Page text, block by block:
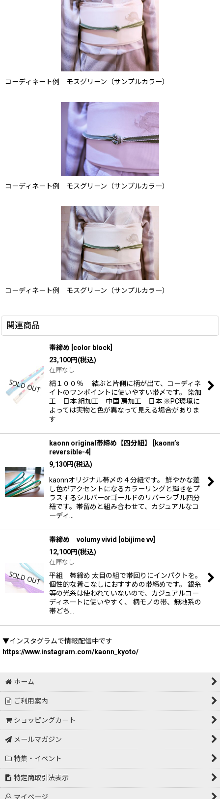
コーディネート例 モスグリーン（サンプルカラー）
コーディネート例 モスグリーン（サンプルカラー）
コーディネート例 モスグリーン（サンプルカラー）
関連商品
帯締め color block
23,100円(税込)
在庫なし
絹１００％ 結ぶと片側に柄が出て、コーディネ
イトのワンポイントに使いやすい帯〆です。 染加
工 日本 組加工 中国 房加工 日本 ※PC環境に
よっては実物と色が異なって見える場合がありま
す
kaonn original帯締め【四分紐】
kaonn’s
reversible-4]
9,130円(税込)
kaonnオリジナル帯〆の４分紐です。 鮮やかな差
し色がアクセントになるカラーリングと輝きをプ
ラスするシルバーorゴールドのリバーシブル四分
紐です。帯留めと組み合わせて、カジュアルなコ
ーディ…
帯締め volumy vivid obijime vv
12,100円(税込)
在庫なし
平組 帯締め 太目の組で帯回りにインパクトを。
個性的な着こなしにおすすめの帯締めです。 銀糸
等の光糸は使われていないので、カジュアルコー
ディネートに使いやすく、 柄モノの帯、無地系の
帯どち…
▼インスタグラムで情報配信中です
https://www.instagram.com/kaonn_kyoto/
ホーム
ご利用案内
ショッピングカート
メールマガジン
特集・イベント
特定商取引法表示
マイページ